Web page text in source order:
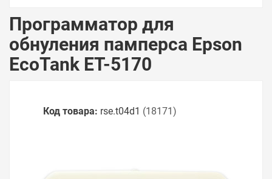
Программатор для
обнуления памперса Epson
EcoTank ET-5170
Код товара: rse.t04d1 (18171)